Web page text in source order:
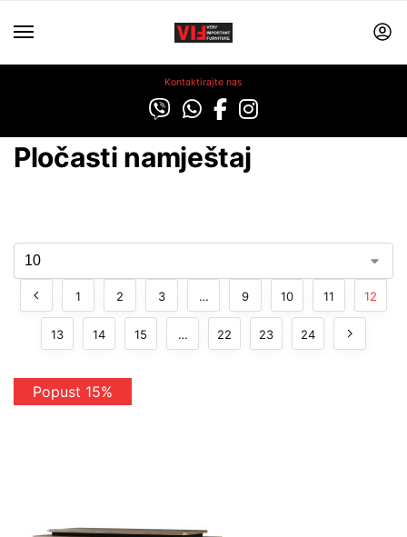
Kontaktirajte nas
Pločasti namještaj
1 2 3 … 9 10 11 12
13 14 15 … 22 23 24
Popust 15%